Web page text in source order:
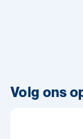
Volg ons